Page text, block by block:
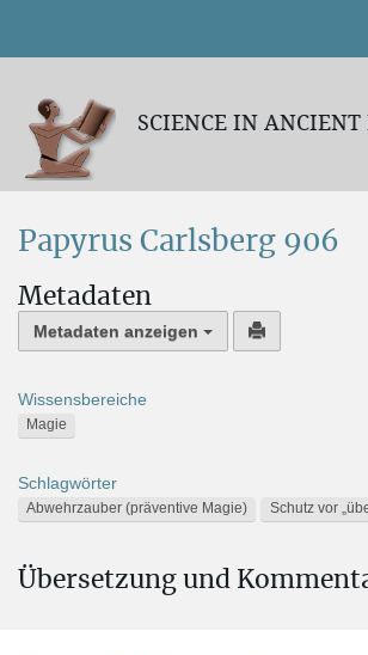
SCIENCE IN ANCIENT
Papyrus Carlsberg 906
Metadaten
Metadaten anzeigen
Wissensbereiche
Magie
Schlagwörter
Abwehrzauber (präventive Magie) Schutz vor
Alternative Namen
pCarlsberg 906
Übersetzung und